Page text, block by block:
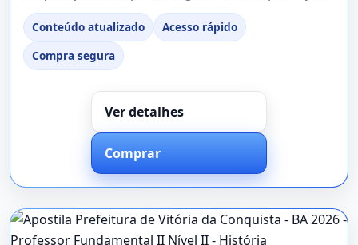
Conteúdo atualizado
Acesso rápido
Compra segura
Ver detalhes
Comprar